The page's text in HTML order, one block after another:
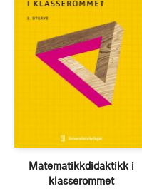
Matematikkdidaktikk i
klasserommet